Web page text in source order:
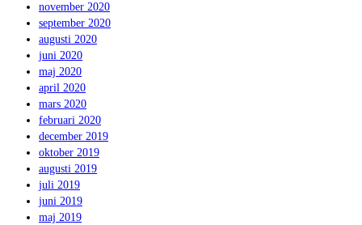
november 2020
september 2020
augusti 2020
juni 2020
maj 2020
april 2020
mars 2020
februari 2020
december 2019
oktober 2019
augusti 2019
juli 2019
juni 2019
maj 2019